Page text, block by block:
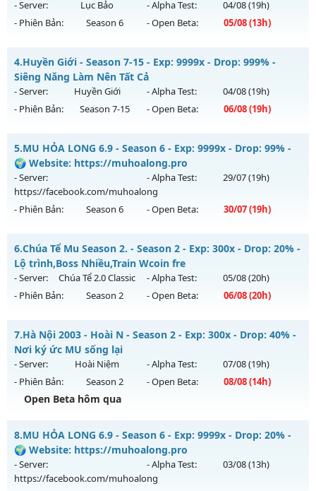
Mu mới ra tháng 08 2026 - Mở máy chủ
Thái Dương Clasic
vào 13h ngày 08/08/2626
Kiểu reset: Reset In Game
Thể loại: Mu Nguyên bản Webzen
Antihack: VIP SHIELD
- Server: Lục Bảo - Alpha Test: 04/08(19h)
- Phiên Bản:
Season 6 - Open Beta: 05/08(13h)
Mu Lục Bảo - Miễn phí 99%
Mu mới ra tháng 08 2026 - Mở máy chủ
ngày 05/08/2626
Exp: 999x - Drop: 60%
Thể loại: Mu Custom thêm đồ mới
Antihack: SharkAnti
4.Huyền Giới - Season 7-15 - Exp: 9999x - Drop: 999% -
Siêng Năng Làm Nên Tất Cả
- Server: Huyền Giới - Alpha Test: 04/08(19h)
- Phiên Bản:
Season 7-15 - Open Beta: 06/08(19h)
Huyền Giới - Siêng Năng Làm Nên Tất Cả
Mu mới ra tháng 08 2026 - Mở máy chủ
ngày 06/08/2626
Exp: 9999x - Drop: 999%
Thể loại: Mu Custom thêm đồ mới
Antihack: Anti
5.MU HỎA LONG 6.9 - Season 6 - Exp: 9999x - Drop: 99% -
🌍 Website: https://muhoalong.pro
- Server:
https://facebook.com/muhoalong
- Alpha Test: 29/07(19h)
- Phiên Bản: Season 6 - Open Beta: 30/07(19h)
MU HỎA LONG 6.9 - 🌍 Website: https://muhoalong.pro
Mu mới ra tháng 07 2026 - Mở máy chủ
https://facebook.com/muhoalongvào 19h ngày
30/07/2626
Kiểu reset: Non Reset
Thể loại: Mu Nguyên bản Webzen
Antihack: Xshiel
6.Chúa Tể Mu Season 2. - Season 2 - Exp: 300x - Drop: 20% -
Lộ trình,Boss Nhiều,Train Wcoin fre
- Server: Chúa Tể 2.0 Classic - Alpha Test: 05/08(20h)
- Phiên Bản:
Season 2 - Open Beta: 06/08(20h)
Chúa Tể Mu Season 2. - Lộ trình,Boss Nhiều,Train Wcoin fre
Mu mới ra tháng 08 2026 - Mở máy chủ
vào 20h ngày 06/08/2626
Exp: 300x - Drop: 20%
Kiểu reset: Reset In Game
Thể loại: Mu Nguyên bản Webzen
Antihack: antihack
7.Hà Nội 2003 - Hoài N - Season 2 - Exp: 300x - Drop: 40% -
Nơi ký ức MU sống lại
- Server: Hoài Niệm - Alpha Test: 07/08(19h)
- Phiên Bản:
Season 2 - Open Beta: 08/08(14h)
Open Beta hôm qua
Hà Nội 2003 - Hoài N - Nơi ký ức MU sống lại
Mu mới ra tháng 08 2026 - Mở máy chủ
ngày 08/08/2626
Exp: 300x - Drop: 40%
8.MU HỎA LONG 6.9 - Season 6 - Exp: 9999x - Drop: 20% -
🌍 Website: https://muhoalong.pro
- Server:
https://facebook.com/muhoalong
- Alpha Test: 03/08(13h)